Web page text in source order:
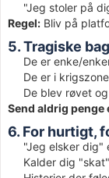
"Jeg stoler på
Regel: Bliv på
5. Tragiske
De er enke/
De er i
De blev røvet
Send aldrig penge
6. For hurtigt,
"Jeg elsker dig"
Kalder dig